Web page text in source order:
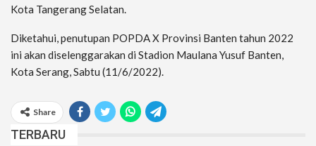
Kota Tangerang Selatan.
Diketahui, penutupan POPDA X Provinsi Banten tahun 2022
ini akan diselenggarakan di Stadion Maulana Yusuf Banten,
Kota Serang, Sabtu (11/6/2022).
Share
TERBARU